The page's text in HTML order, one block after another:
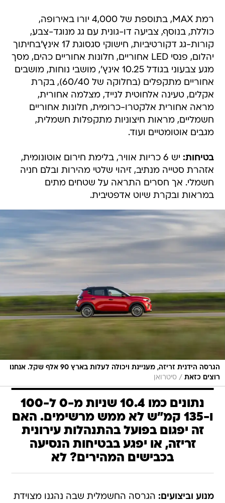
רמת MAX, בתוספת של 4,000 יורו באירופה,
כוללת, בנוסף, צביעה דו-גונית עם גג מנוגד-צבע,
קורות-גג דקורטיביות, חישוקי סגסוגת 17 אינץ'בחיתוך
יהלום, פנסי LED אחוריים, חלונות אחוריים כהים, מסך
מגע צבעוני בגודל 10.25 אינץ', מושבי נוחות, מושבים
אחוריים מתקפלים (בחלוקה של 60/40), בקרת
אקלים, טעינה אלחוטית לנייד, מצלמה אחורית,
מראה אחורית אלקטרו-כרומית, חלונות אחוריים
חשמליים, מראות חיצוניות מתקפלות חשמלית,
מגבים אוטומטיים ועוד.
בטיחות:
יש 6 כריות אוויר, בלימת חירום אוטונומית,
אזהרת סטייה מנתיב, זיהוי שלטי מהירות ובלם חניה
חשמלי. אך חסרים התראה על שטחים מתים
במראות ובקרת שיוט אדפטיבית.
הגרסה הידנית זריזה, מעניינת ויכולה לעלות בארץ 90 אלף שקל. אנחנו
רוצים כזאת / סיטרואן
נתונים כמו 10.4 שניות מ-0 ל-100
ו-135 קמ"ש לא ממש מרשימים. האם
זה יפגום בפועל בהתנהלות עירונית
זריזה, או יפגע בבטיחות הנסיעה
בכבישים המהירים? לא
מנוע וביצועים: הגרסה החשמלית שבה נהגנו מצוידת